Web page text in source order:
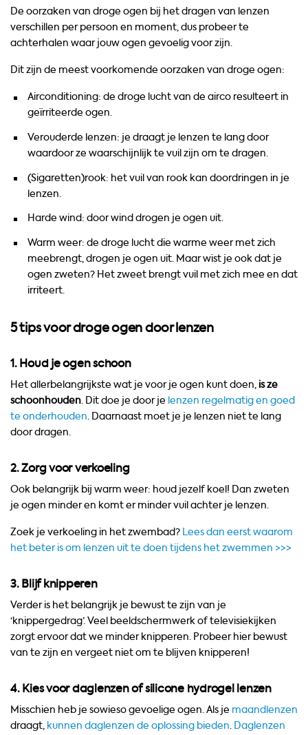
De oorzaken van droge ogen bij het dragen van lenzen
verschillen per persoon en moment, dus probeer te
achterhalen waar jouw ogen gevoelig voor zijn.
Dit zijn de meest voorkomende oorzaken van droge ogen:
Airconditioning: de droge lucht van de airco resulteert in
geïrriteerde ogen.
Verouderde lenzen: je draagt je lenzen te lang door
waardoor ze waarschijnlijk te vuil zijn om te dragen.
(Sigaretten)rook: het vuil van rook kan doordringen in je
lenzen.
Harde wind: door wind drogen je ogen uit.
Warm weer: de droge lucht die warme weer met zich
meebrengt, drogen je ogen uit. Maar wist je ook dat je
ogen zweten? Het zweet brengt vuil met zich mee en dat
irriteert.
5 tips voor droge ogen door lenzen
1. Houd je ogen schoon
Het allerbelangrijkste wat je voor je ogen kunt doen,is ze
schoonhouden. Dit doe je door je lenzen regelmatig en goed
te onderhouden. Daarnaast moet je je lenzen niet te lang
door dragen.
2. Zorg voor verkoeling
Ook belangrijk bij warm weer: houd jezelf koel! Dan zweten
je ogen minder en komt er minder vuil achter je lenzen.
Zoek je verkoeling in het zwembad? Lees dan eerst waarom
het beter is om lenzen uit te doen tijdens het zwemmen >>>
3. Blijf knipperen
Verder is het belangrijk je bewust te zijn van je
‘knippergedrag’. Veel beeldschermwerk of televisiekijken
zorgt ervoor dat we minder knipperen. Probeer hier bewust
van te zijn en vergeet niet om te blijven knipperen!
4. Kies voor daglenzen of silicone hydrogel lenzen
Misschien heb je sowieso gevoelige ogen. Als je maandlenzen
draagt, kunnen daglenzen de oplossing bieden. Daglenzen